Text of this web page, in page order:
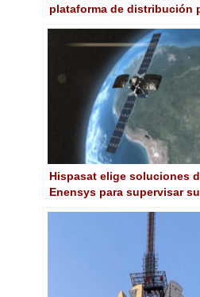
plataforma de distribución
Hispasat elige soluciones
Enensys para supervisar su